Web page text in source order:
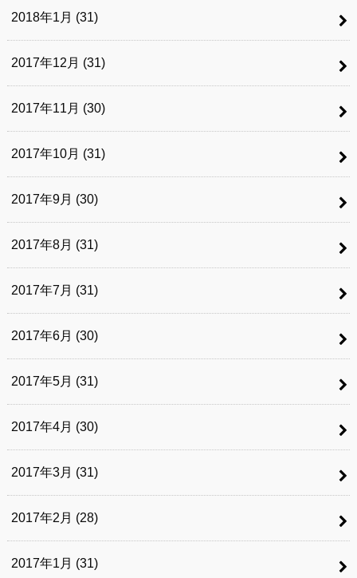
2018年1月 (31)
2017年12月 (31)
2017年11月 (30)
2017年10月 (31)
2017年9月 (30)
2017年8月 (31)
2017年7月 (31)
2017年6月 (30)
2017年5月 (31)
2017年4月 (30)
2017年3月 (31)
2017年2月 (28)
2017年1月 (31)